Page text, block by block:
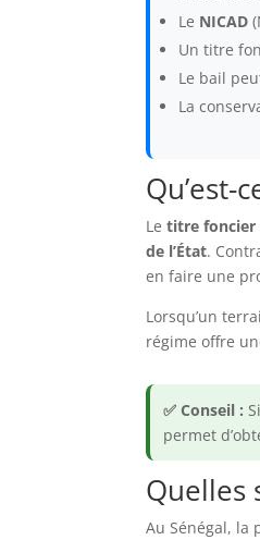
Le NICAD
Un titre
Le bail
La
Qu’est-
Letitre foncier
de l’État.
en faire une
Lorsqu’un
régime offre
✅ Conseil :
permet
Quelles
Au Sénégal, la